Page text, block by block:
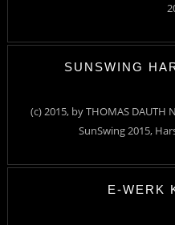
SUNSWING
(c) 2015, by THOMAS
SunSwing 2015,
E-WERK